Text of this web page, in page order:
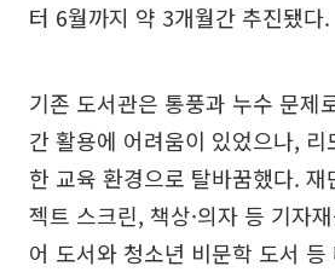
터 6월까지 약 3개월간 추진됐다.
기존 도서관은 통풍과 누수 문제
간 활용에 어려움이 있었으나, 리
한 교육 환경으로 탈바꿈했다.
젝트 스크린, 책상·의자 등 기자
어 도서와 청소년 비문학 도서